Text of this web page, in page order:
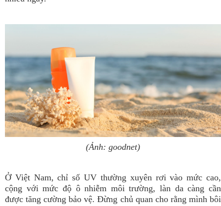
(Ảnh: goodnet)
Ở Việt Nam, chỉ số UV thường xuyên rơi vào mức cao,
cộng với mức độ ô nhiễm môi trường, làn da càng cần
được tăng cường bảo vệ. Đừng chủ quan cho rằng mình bôi